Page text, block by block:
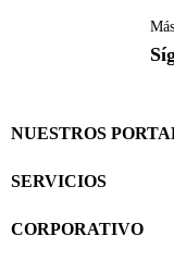
NUESTROS
SERVICIOS
CORPORATIVO